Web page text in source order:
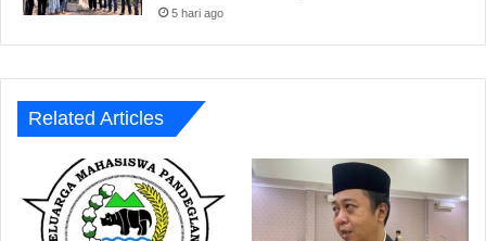
5 hari ago
Related Articles